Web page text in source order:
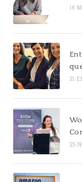
16
21
25